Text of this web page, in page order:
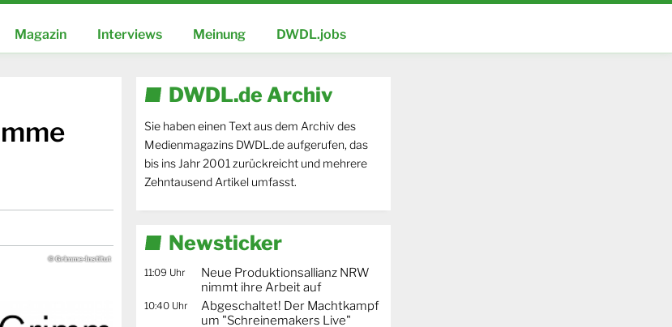
Magazin Interviews Meinung DWDL.jobs
© Grimme-Institut
DWDL.de Archiv
Sie haben einen Text aus dem Archiv des
Medienmagazins DWDL.de aufgerufen, das
bis ins Jahr 2001 zurückreicht und mehrere
Zehntausend Artikel umfasst.
Newsticker
11:09 Uhr
Neue Produktionsallianz NRW
nimmt ihre Arbeit auf
10:40 Uhr
Abgeschaltet! Der Machtkampf
um "Schreinemakers Live"